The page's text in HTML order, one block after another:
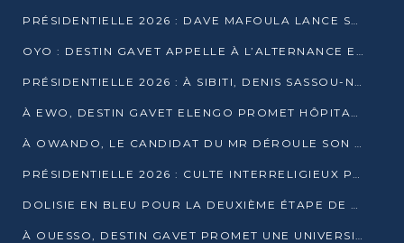
PRÉSIDENTIELLE 2026 : DAVE MAFOULA LANCE SA « VAGUE DU NOUVEAU DÉPART » À IMPFONDO
OYO : DESTIN GAVET APPELLE À L’ALTERNANCE ET À LA RESPONSABILITÉ DE LA JEUNESSE
PRÉSIDENTIELLE 2026 : À SIBITI, DENIS SASSOU-N’GUESSO PARIE SUR LES RESSOURCES DE LA LEKOUMOU
À EWO, DESTIN GAVET ELENGO PROMET HÔPITAL, CHEMIN DE FER ET AUDIT DES FINANCES PUBLIQUES
À OWANDO, LE CANDIDAT DU MR DÉROULE SON PROGRAMME DE “CHANGEMENT”
PRÉSIDENTIELLE 2026 : CULTE INTERRELIGIEUX POUR LA PAIX À OUENZÉ
DOLISIE EN BLEU POUR LA DEUXIÈME ÉTAPE DE CAMPAGNE DE DSN
À OUESSO, DESTIN GAVET PROMET UNE UNIVERSITÉ POUR LA SANGHA